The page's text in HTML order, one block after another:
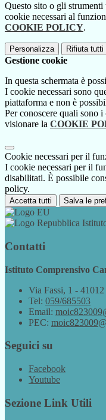
Questo sito o gli
cookie necessari al
COOKIE POLICY.
Personalizza Rifiuta tutti
Gestione cookie
In questa schermata è
I cookie necessari sono
piattaforma e non è
Per conoscere quali sono
visionare la COOKIE
Cookie necessari per il
I cookie necessari per il
disabilitati. È possibile
policy.
Accetta tutti Salva le
Contatti
Istituto Comprensivo
Via Fassi, 1 -
Tel: 059/685503
Email:
PEC:
Seguici su
Facebook
Youtube
Sezione Link Utili